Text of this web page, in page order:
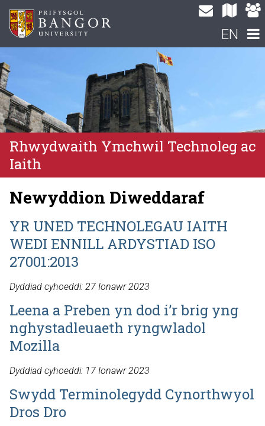
EN
Rhwydwaith Ymchwil Technoleg ac
Iaith
Newyddion Diweddaraf
YR UNED TECHNOLEGAU IAITH
WEDI ENNILL ARDYSTIAD ISO
27001:2013
Dyddiad cyhoeddi: 27 Ionawr 2023
Leena a Preben yn dod i’r brig yng
nghystadleuaeth ryngwladol
Mozilla
Dyddiad cyhoeddi: 17 Ionawr 2023
Swydd Terminolegydd Cynorthwyol
Dros Dro